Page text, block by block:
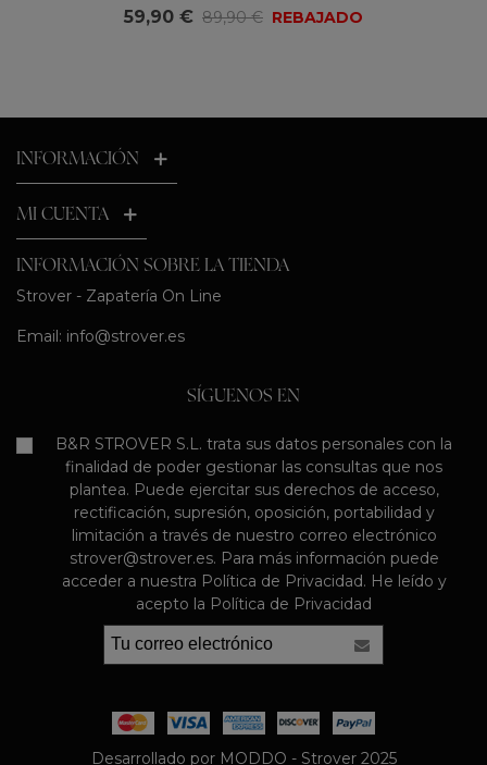
59,90 € 89,90 € REBAJADO
INFORMACIÓN
MI CUENTA
INFORMACIÓN SOBRE LA TIENDA
Strover - Zapatería On Line
Email: info@strover.es
SÍGUENOS EN
B&R STROVER S.L. trata sus datos personales con la
finalidad de poder gestionar las consultas que nos
plantea. Puede ejercitar sus derechos de acceso,
rectificación, supresión, oposición, portabilidad y
limitación a través de nuestro correo electrónico
strover@strover.es. Para más información puede
acceder a nuestra Política de Privacidad. He leído y
acepto la Política de Privacidad
Desarrollado por MODDO - Strover 2025